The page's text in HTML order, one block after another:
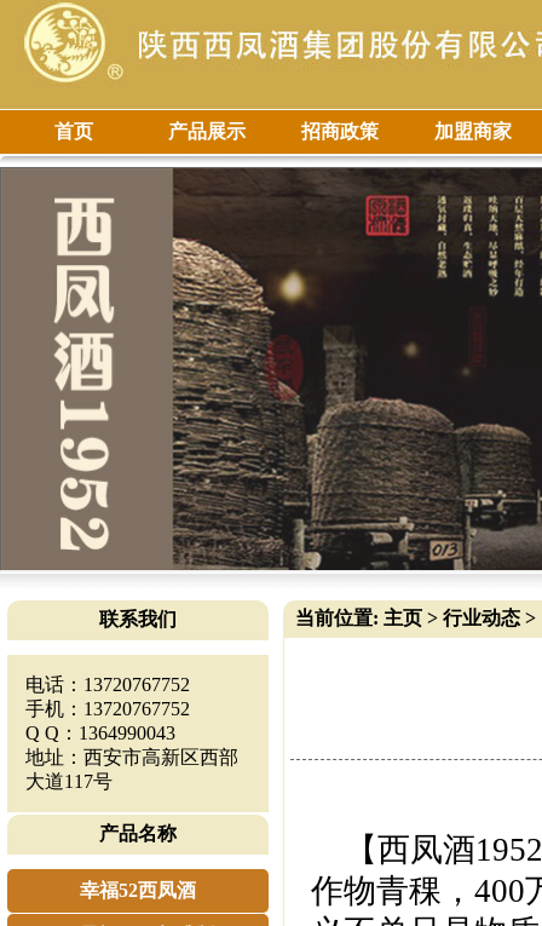
首页 产品展示 招商政策 加盟商家
联系我们
电话：13720767752
手机：13720767752
Q Q：1364990043
地址：西安市高新区西部
大道117号
产品名称
幸福52西凤酒
当前位置: 主页 > 行业动态 >
【西凤酒
作物青稞，400